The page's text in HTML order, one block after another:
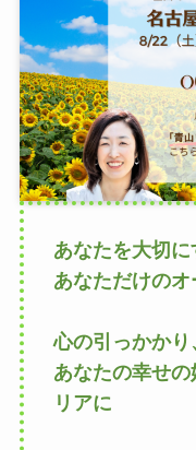
あなたを大切に
あなただけの
心の引っかか
あなたの幸せ
リアに